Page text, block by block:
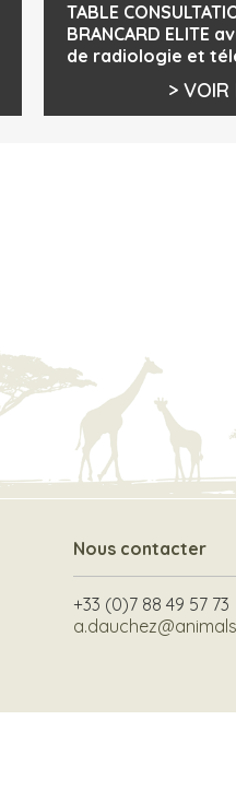
TABLE
BRANCARD ELITE
de radiologie et
> VOIR
Nous contacter
+33 (0)7 88 49 57 73